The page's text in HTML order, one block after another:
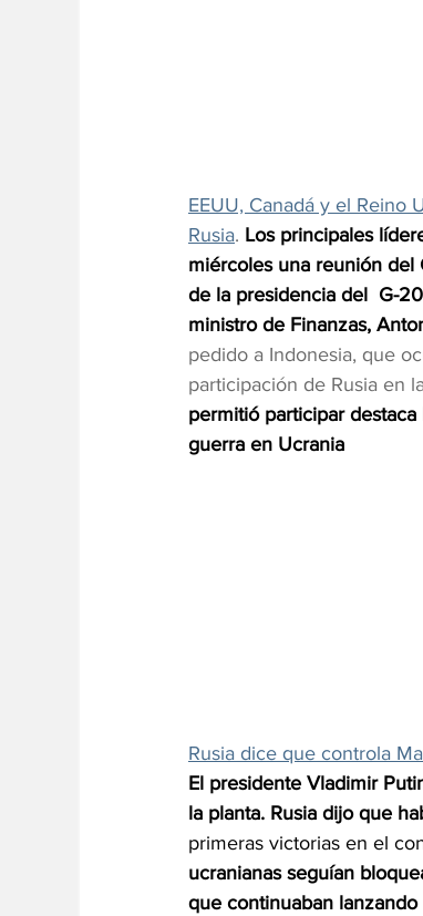
EEUU, Canadá y el Reino
Rusia. Los principales
miércoles una reunión del
de la presidencia del  G-
ministro de Finanzas,
pedido a Indonesia, que
participación de Rusia en
permitió participar
guerra en Ucrania
Rusia dice que controla
El presidente Vladimir
la planta. Rusia dijo que
primeras victorias en el
ucranianas seguían
que continuaban